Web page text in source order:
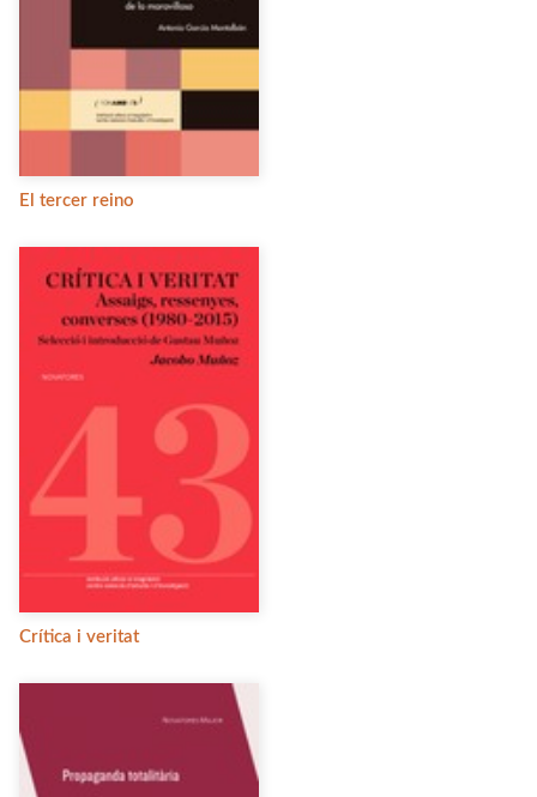
El tercer reino
Crítica i veritat